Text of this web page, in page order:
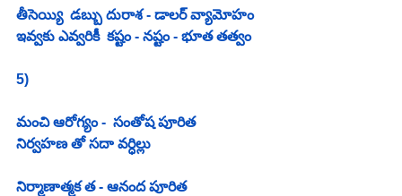
తీసెయ్యి  డబ్బు దురాశ - డాలర్ వ్యామోహం
ఇవ్వకు ఎవ్వరికీ  కష్టం - నష్టం - భూత తత్వం
5)
మంచి ఆరోగ్యం -  సంతోష పూరిత
నిర్వహణ తో సదా వర్ధిల్లు
నిర్మాణాత్మక త - ఆనంద పూరిత